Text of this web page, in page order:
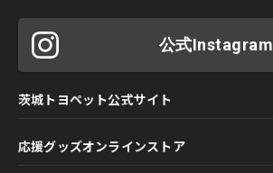
公式Instagram
茨城トヨペット公式サイト
応援グッズオンラインストア